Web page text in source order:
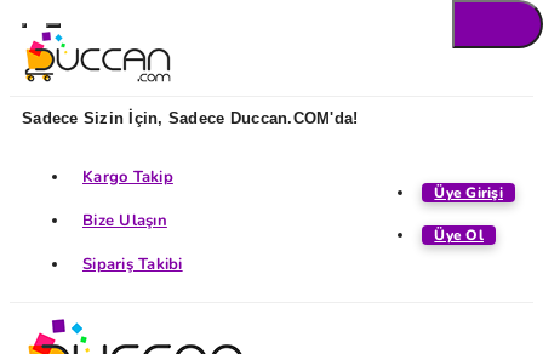
Sadece Sizin İçin, Sadece Duccan.COM'da!
Üye Girişi
Üye Ol
Kargo Takip
Bize Ulaşın
Sipariş Takibi